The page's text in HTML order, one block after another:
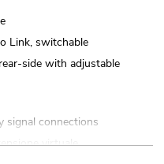
Link, switchable
side with adjustable
signal connections
virtuale